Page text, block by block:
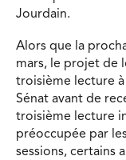
Jourdain.
Alors que la
mars, le projet de
troisième lecture à
Sénat avant de
troisième lecture
préoccupée par
sessions, certains